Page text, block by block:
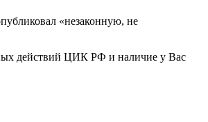
«незаконную, не
действий ЦИК РФ и наличие у Вас